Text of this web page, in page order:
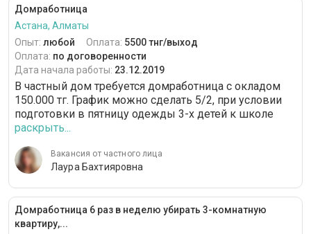
Домработница
Астана, Алматы
Опыт: любой Оплата: 5500 тнг/выход
Оплата: по договоренности
Дата начала работы: 23.12.2019
В частный дом требуется домработница с окладом
150.000 тг. График можно сделать 5/2, при условии
подготовки в пятницу одежды 3-х детей к школе
раскрыть...
Вакансия от частного лица
Лаура Бахтияровна
Домработница 6 раз в неделю убирать 3-комнатную
квартиру,...